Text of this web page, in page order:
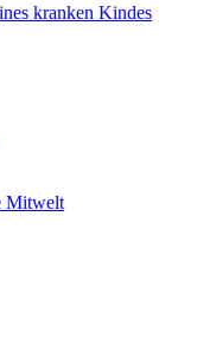
kranken Kindes
Mitwelt